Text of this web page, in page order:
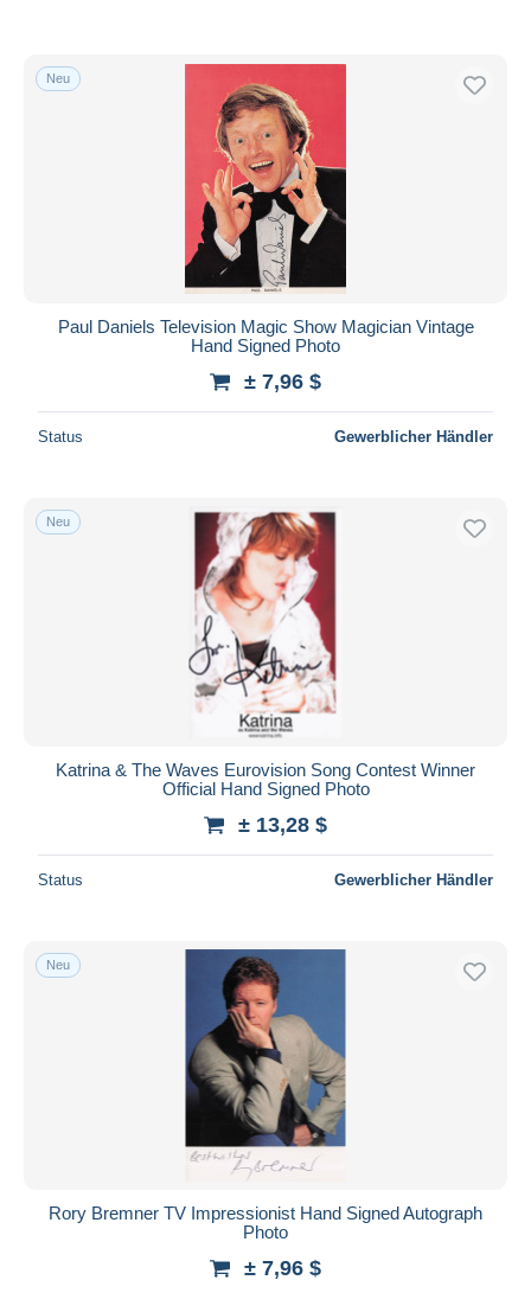
Neu
Paul Daniels Television Magic Show Magician Vintage
Hand Signed Photo
± 7,96 $
Status Gewerblicher Händler
Neu
Katrina & The Waves Eurovision Song Contest Winner
Official Hand Signed Photo
± 13,28 $
Status Gewerblicher Händler
Neu
Rory Bremner TV Impressionist Hand Signed Autograph
Photo
± 7,96 $